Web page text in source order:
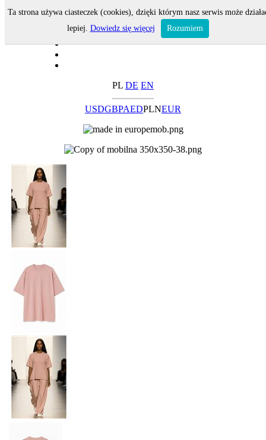
PL DE EN
USDGBPAEDPLNEUR
Ta strona używa ciasteczek (cookies), dzięki którym nasz serwis może
lepiej. Dowiedz się więcej Rozumiem